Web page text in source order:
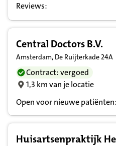
Reviews:
Central Doctors B.V.
Amsterdam, De Ruijterkade 24A
Contract: vergoed
1,3 km van je locatie
Open voor nieuwe patiënten:
Huisartsenpraktijk